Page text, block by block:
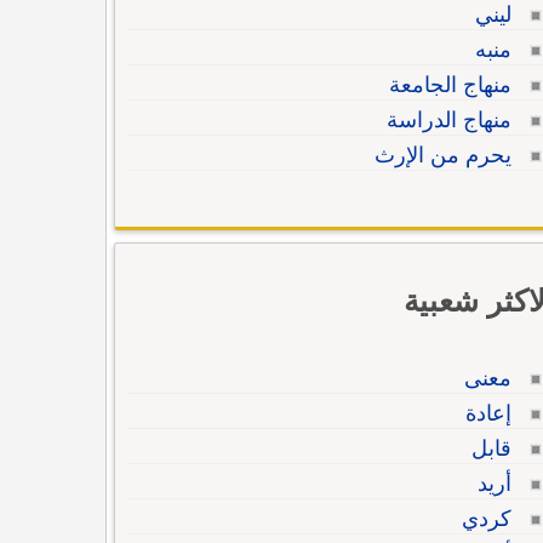
ليني
منبه
منهاج الجامعة
منهاج الدراسة
يحرم من الإرث
شعبية
معنى
إعادة
قابل
أريد
كردي